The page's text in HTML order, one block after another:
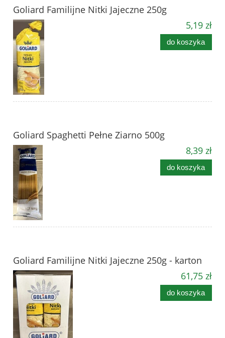
Goliard Familijne Nitki Jajeczne 250g
5,19 zł
do koszyka
Goliard Spaghetti Pełne Ziarno 500g
8,39 zł
do koszyka
Goliard Familijne Nitki Jajeczne 250g - karton
61,75 zł
do koszyka